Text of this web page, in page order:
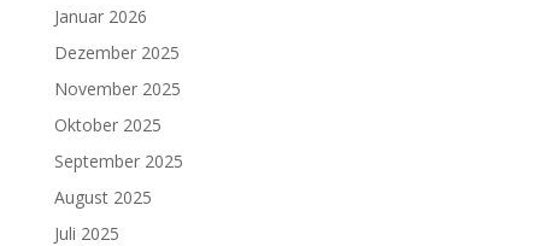
Januar 2026
Dezember 2025
November 2025
Oktober 2025
September 2025
August 2025
Juli 2025